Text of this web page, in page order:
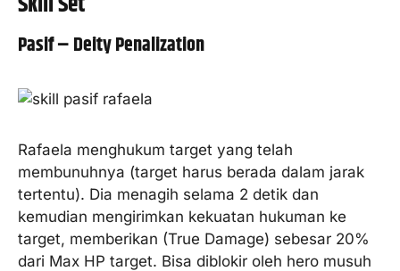
Pasif – Deity Penalization
Rafaela menghukum target yang telah
membunuhnya (target harus berada dalam jarak
tertentu). Dia menagih selama 2 detik dan
kemudian mengirimkan kekuatan hukuman ke
target, memberikan (True Damage) sebesar 20%
dari Max HP target. Bisa diblokir oleh hero musuh